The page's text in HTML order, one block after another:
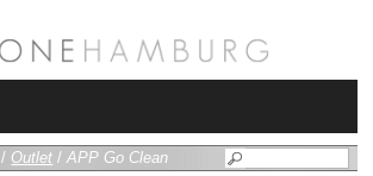
/ Outlet /APP Go Clean